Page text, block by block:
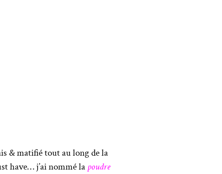
& matifié tout au long de la
have… j’ai nommé la poudre